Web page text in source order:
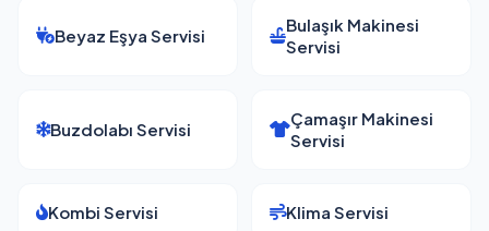
Beyaz Eşya Servisi
Bulaşık Makinesi
Servisi
Buzdolabı Servisi
Çamaşır Makinesi
Servisi
Kombi Servisi Klima Servisi